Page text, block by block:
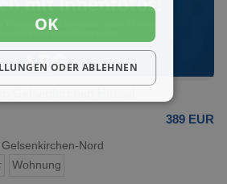
Gelsenkirchen Hassel
389 EUR
Nord
Wohnung
OK
ODER ABLEHNEN